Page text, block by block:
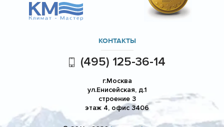
КОНТАКТЫ
(495) 125-36-14
г.Москва
ул.Енисейская, д.1
строение 3
этаж 4, офис 3406